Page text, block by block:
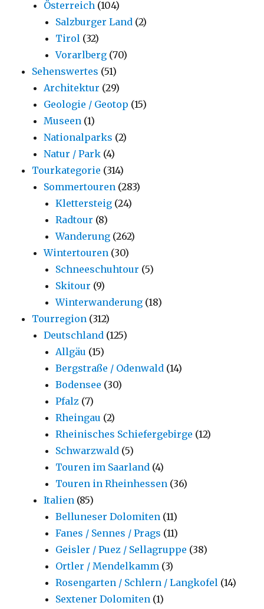
Österreich (104)
Salzburger Land (2)
Tirol (32)
Vorarlberg (70)
Sehenswertes (51)
Architektur (29)
Geologie / Geotop (15)
Museen (1)
Nationalparks (2)
Natur / Park (4)
Tourkategorie (314)
Sommertouren (283)
Klettersteig (24)
Radtour (8)
Wanderung (262)
Wintertouren (30)
Schneeschuhtour (5)
Skitour (9)
Winterwanderung (18)
Tourregion (312)
Deutschland (125)
Allgäu (15)
Bergstraße / Odenwald (14)
Bodensee (30)
Pfalz (7)
Rheingau (2)
Rheinisches Schiefergebirge (12)
Schwarzwald (5)
Touren im Saarland (4)
Touren in Rheinhessen (36)
Italien (85)
Belluneser Dolomiten (11)
Fanes / Sennes / Prags (11)
Geisler / Puez / Sellagruppe (38)
Ortler / Mendelkamm (3)
Rosengarten / Schlern / Langkofel (14)
Sextener Dolomiten (1)